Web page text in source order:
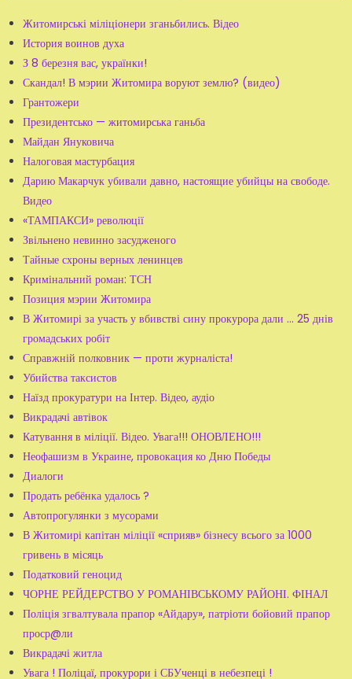
Житомирські міліціонери зганьбились. Відео
История воинов духа
З 8 березня вас, українки!
Скандал! В мэрии Житомира воруют землю? (видео)
Грантожери
Президентсько — житомирська ганьба
Майдан Януковича
Налоговая мастурбация
Дарию Макарчук убивали давно, настоящие убийцы на свободе.
Видео
«ТАМПАКСИ» революції
Звільнено невинно засудженого
Тайные схроны верных ленинцев
Кримінальний роман: ТСН
Позиция мэрии Житомира
В Житомирі за участь у вбивстві сину прокурора дали ... 25 днів
громадських робіт
Справжній полковник — проти журналіста!
Убийства таксистов
Наїзд прокуратури на Інтер. Відео, аудіо
Викрадачі автівок
Катування в міліції. Відео. Увага!!! ОНОВЛЕНО!!!
Неофашизм в Украине, провокация ко Дню Победы
Диалоги
Продать ребёнка удалось ?
Автопрогулянки з мусорами
В Житомирі капітан міліції «сприяв» бізнесу всього за 1000
гривень в місяць
Податковий геноцид
ЧОРНЕ РЕЙДЕРСТВО У РОМАНІВСЬКОМУ РАЙОНІ. ФІНАЛ
Поліція згвалтувала прапор «Айдару», патріоти бойовий прапор
проср@ли
Викрадачі житла
Увага ! Поліцаї, прокурори і СБУченці в небезпеці !